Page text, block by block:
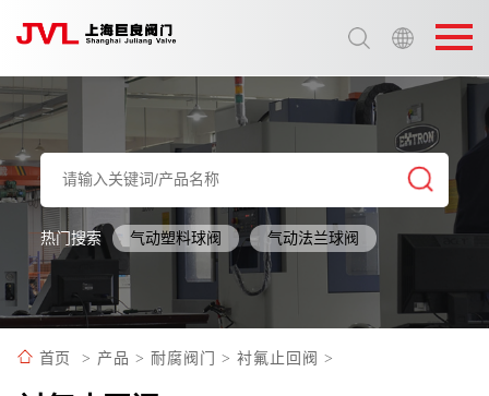
选择语言:
中文 / Chinese
英语 / English
热门搜索 气动塑料球阀 气动法兰球阀
首页 > 产品 > 耐腐阀门 > 衬氟止回阀 >